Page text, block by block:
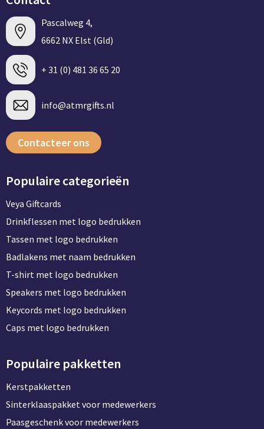
Pascalweg 4,
6662 NX Elst (Gld)
+ 31 (0) 481 36 65 20
info@atmrgifts.nl
Contacteer ons
Populaire categorieën
Veya Giftcards
Drinkflessen met logo bedrukken
Tassen met logo bedrukken
Badlakens met naam bedrukken
T-shirt met logo bedrukken
Speakers met logo bedrukken
Keycords met logo bedrukken
Caps met logo bedrukken
Populaire pakketten
Kerstpakketten
Sinterklaaspakket voor medewerkers
Paasgeschenk voor medewerkers